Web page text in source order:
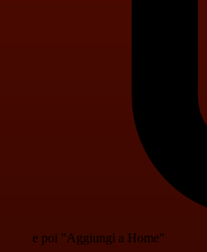
e poi "Aggiungi a Home"